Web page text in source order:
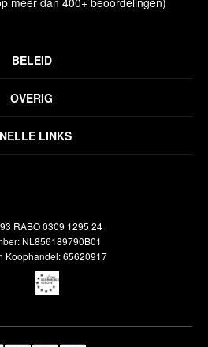
LINKS
OVERIG
BELEID
RABO 0309 1295 24
NL856189790B01
Koophandel: 65620917